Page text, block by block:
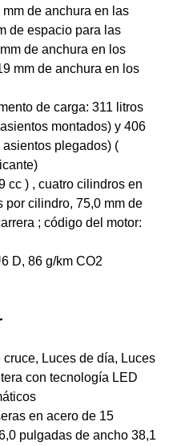
de anchura en las
de espacio para las
de anchura en los
mm de anchura en los
de carga: 311 litros
montados) y 406
asientos plegados) (
cc ) , cuatro cilindros en
por cilindro, 75,0 mm de
; código del motor:
D, 86 g/km CO2
cruce, Luces de día, Luces
con tecnología LED
en acero de 15
pulgadas de ancho 38,1